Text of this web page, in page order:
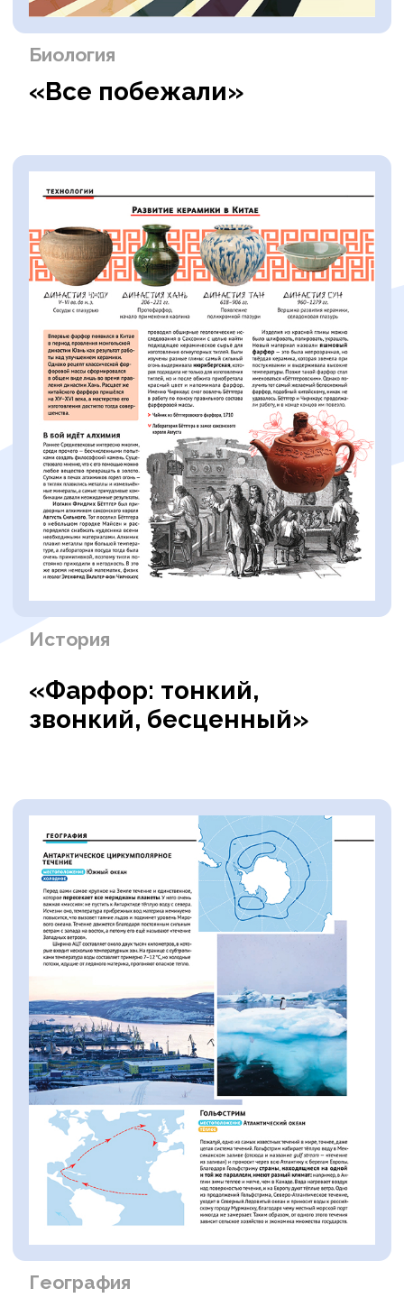
ОФОРМИТЬ ПОДПИСКУ НА САЙТЕ
Подписные индексы:
6 номеровв год.
Почему родители и педагоги
доверяют «ДУМАЙ»
Вот как «ДУМАЙ» помогает справиться
с подготовкой:
Бумажный формат =
осознанное чтение
Мы сознательно делаем журнал
бумажным, чтобы дать глазам отдых
от экранов, а мозгу — возможность
сосредоточиться на глубоком чтении.
Поддержка школьной
программы
и допобразования
Материалы журнала перекликаются
с тем, что дети проходят в школе
и на кружках, помогая закреплять
знания без скуки.
Авторы — ученые
и педагоги
Статьи пишут люди, которые
не понаслышке знают о сложных темах
и умеют говорить о них просто
Международный опыт
Журнал выходит в 14 странах мира —
от Германии до Австралии.
Часто задаваемые
вопросы